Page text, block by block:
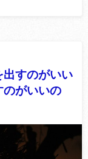
すのがいい
のがいいの